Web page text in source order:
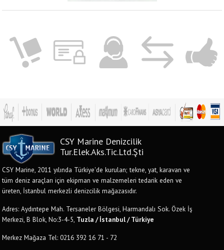
CSY Marine Denizcilik
Tur.Elek.Aks.Tic.Ltd.Şti
CSY Marine, 2011 yılında Türkiye'de kurulan; tekne, yat, karavan ve
tüm deniz araçları için ekipman ve malzemeleri tedarik eden ve
üreten, İstanbul merkezli denizcilik mağazasıdır.
Adres: Aydıntepe Mah. Tersaneler Bölgesi, Harmandalı Sok. Özek İş
Merkezi, B Blok, No:3-4-5, Tuzla / İstanbul / Türkiye
Merkez Mağaza Tel: 0216 392 16 71 - 72